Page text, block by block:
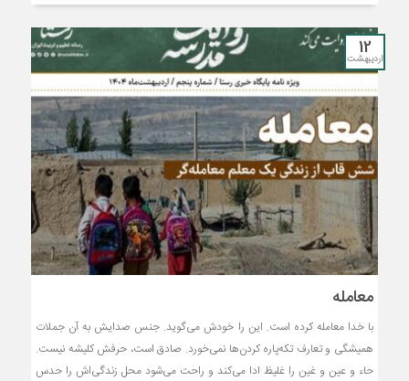
12
اردیبهشت
معامله
با خدا معامله کرده است. این را خودش می‌گوید. جنس صدایش به آن جملات
همیشگی و تعارف تکه‌پاره کردن‌ها نمی‌خورد. صادق است، حرفش کلیشه نیست.
حاء و عین و غین را غلیظ ادا می‌کند و راحت می‌شود محل زندگی‌اش را حدس